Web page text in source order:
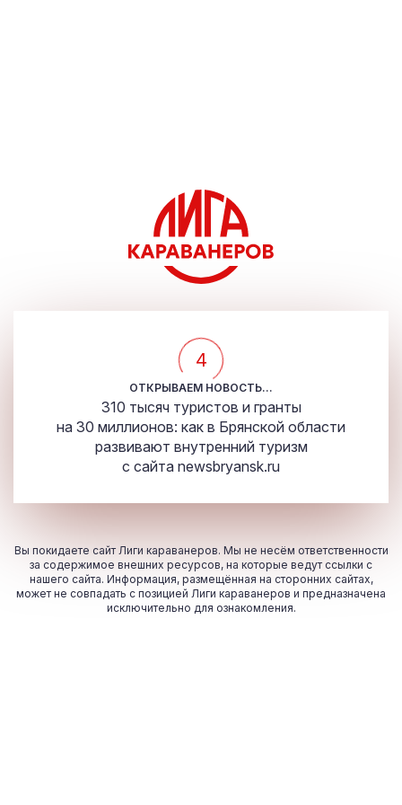
4
ОТКРЫВАЕМ НОВОСТЬ...
310 тысяч туристов и гранты
на 30 миллионов: как в Брянской области
развивают внутренний туризм
с сайта newsbryansk.ru
Вы покидаете сайт Лиги караванеров. Мы не несём ответственности
за содержимое внешних ресурсов, на которые ведут ссылки с
нашего сайта. Информация, размещённая на сторонних сайтах,
может не совпадать с позицией Лиги караванеров и предназначена
исключительно для ознакомления.